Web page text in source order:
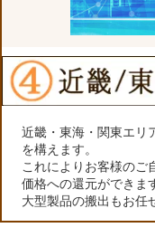
近畿・東海・関東エリ
を構えます。
これによりお客様のご
価格への還元ができま
大型製品の搬出もお任